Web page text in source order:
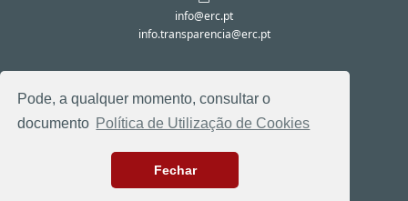
Pode, a qualquer momento, consultar o
documento Política de Utilização de Cookies
Fechar
info@erc.pt
info.transparencia@erc.pt